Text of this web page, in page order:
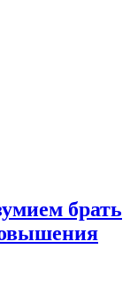
брать